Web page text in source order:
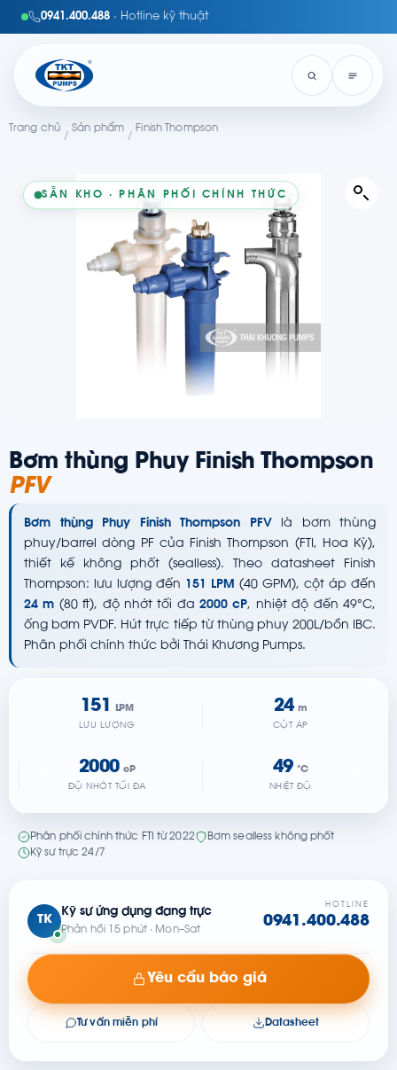
0941.400.488 · Hotline kỹ thuật
Trang chủ
/
Sản phẩm
/
Finish Thompson
SẴN KHO · PHÂN PHỐI CHÍNH THỨC
Bơm thùng Phuy Finish Thompson
PFV
Bơm thùng Phuy Finish Thompson PFV là bơm thùng
phuy/barrel dòng PF của Finish Thompson (FTI, Hoa Kỳ),
thiết kế không phốt (sealless). Theo datasheet Finish
Thompson: lưu lượng đến
151 LPM (40 GPM), cột áp đến
24 m (80 ft), độ nhớt tối đa2000 cP, nhiệt độ đến 49°C,
ống bơm PVDF. Hút trực tiếp từ thùng phuy 200L/bồn IBC.
Phân phối chính thức bởi Thái Khương Pumps.
151 LPM
LƯU LƯỢNG
24 m
CỘT ÁP
2000 cP
ĐỘ NHỚT TỐI ĐA
49 °C
NHIỆT ĐỘ
Phân phối chính thức FTI từ 2022
Bơm sealless không phốt
Kỹ sư trực 24/7
TK
Kỹ sư ứng dụng đang trực
Phản hồi 15 phút · Mon–Sat
HOTLINE
0941.400.488
Yêu cầu báo giá
Tư vấn miễn phí Datasheet